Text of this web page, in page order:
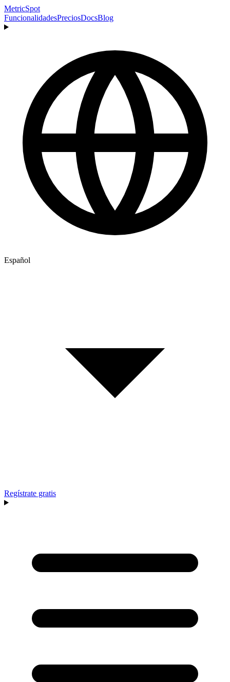
MetricSpot
FuncionalidadesPreciosDocsBlog
Español
Regístrate gratis